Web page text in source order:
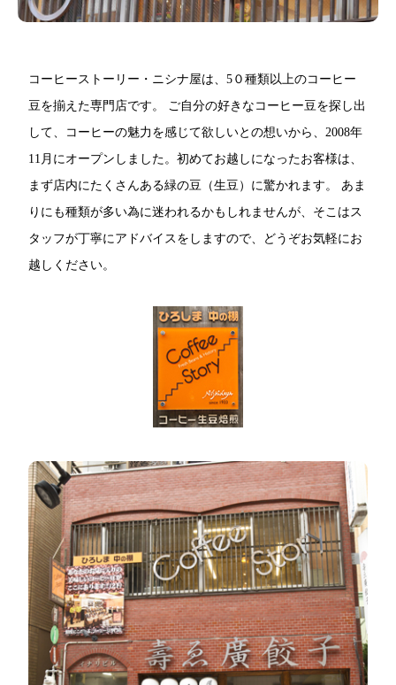
コーヒーストーリー・ニシナ屋は、5０種類以上のコーヒー
豆を揃えた専門店です。 ご自分の好きなコーヒー豆を探し出
して、コーヒーの魅力を感じて欲しいとの想いから、2008年
11月にオープンしました。初めてお越しになったお客様は、
まず店内にたくさんある緑の豆（生豆）に驚かれます。 あま
りにも種類が多い為に迷われるかもしれませんが、そこはス
タッフが丁寧にアドバイスをしますので、どうぞお気軽にお
越しください。